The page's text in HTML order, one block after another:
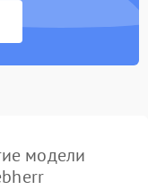
модели